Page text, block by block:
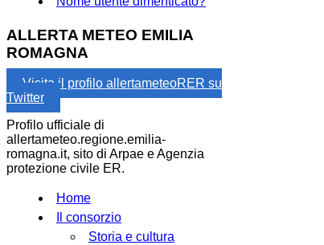
ALLERTA METEO EMILIA
ROMAGNA
Visita il profilo allertameteoRER su
Twitter
Profilo ufficiale di
allertameteo.regione.emilia-
romagna.it, sito di Arpae e Agenzia
protezione civile ER.
Home
Il consorzio
Storia e cultura